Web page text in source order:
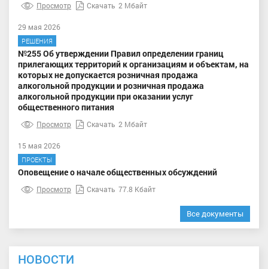
Просмотр Скачать 2 Мбайт
29 мая 2026
РЕШЕНИЯ
№255 Об утверждении Правил определении границ
прилегающих территорий к организациям и объектам, на
которых не допускается розничная продажа
алкогольной продукции и розничная продажа
алкогольной продукции при оказании услуг
общественного питания
Просмотр Скачать 2 Мбайт
15 мая 2026
ПРОЕКТЫ
Оповещение о начале общественных обсуждений
Просмотр Скачать 77.8 Кбайт
Все документы
НОВОСТИ